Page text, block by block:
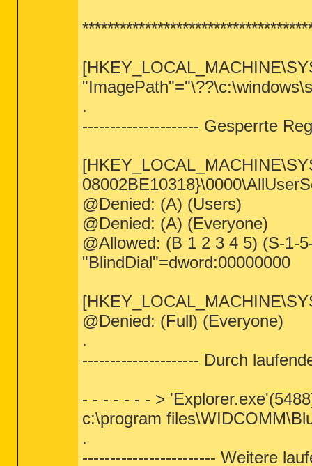
.
--------------------- Gesperrte
@Denied: (A) (Users)
@Denied: (A) (Everyone)
@Allowed: (B 1 2 3 4 5) (S-1-
"BlindDial"=dword:00000000
@Denied: (Full) (Everyone)
.
--------------------- Durch
- - - - - - - >
c:\program
.
------------------------ Weitere